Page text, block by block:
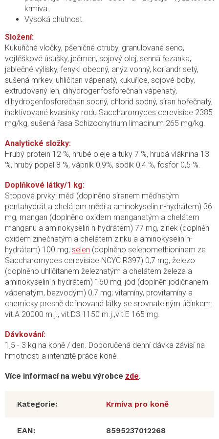
krmiva.
Vysoká chutnost.
Složení:
Kukuřičné vločky, pšeničné otruby, granulované seno,
vojtěškové úsušky, ječmen, sojový olej, senná řezanka,
jablečné výlisky, fenykl obecný, anýz vonný, koriandr setý,
sušená mrkev, uhličitan vápenatý, kukuřice, sojové boby,
extrudovaný len, dihydrogenfosforečnan vápenatý,
dihydrogenfosforečnan sodný, chlorid sodný, síran hořečnatý,
inaktivované kvasinky rodu Saccharomyces cerevisiae 2385
mg/kg, sušená řasa Schizochytrium limacinum 265 mg/kg.
Analytické složky:
Hrubý protein 12 %, hrubé oleje a tuky 7 %, hrubá vláknina 13
%, hrubý popel 8 %, vápník 0,9%, sodík 0,4 %, fosfor 0,5 %.
Doplňkové látky/1 kg:
Stopové prvky: měď (doplněno síranem měďnatým
pentahydrát a chelátem mědi a aminokyselin n-hydrátem) 36
mg, mangan (doplněno oxidem manganatým a chelátem
manganu a aminokyselin n-hydrátem) 77 mg, zinek (doplněn
oxidem zinečnatým a chelátem zinku a aminokyselin n-
hydrátem) 100 mg, selen (doplněno selenomethioninem ze
Saccharomyces cerevisiae NCYC R397) 0,7 mg, železo
(doplněno uhličitanem železnatým a chelátem železa a
aminokyselin n-hydrátem) 160 mg, jód (doplněn jodičnanem
vápenatým, bezvodým) 0,7 mg; vitamíny, provitamíny a
chemicky presně definované látky se srovnatelným účinkem:
vit.A 20000 m.j., vit.D3 1150 m.j.,vit.E 165 mg.
Dávkování:
1,5 - 3 kg na koně / den. Doporučená denní dávka závisí na
hmotnosti a intenzitě práce koně.
Více informací na webu výrobce zde.
Kategorie: Krmiva pro koně
EAN: 8595237012268